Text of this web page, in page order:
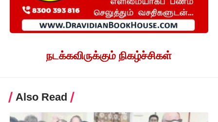
நடக்கவிருக்கும் நிகழ்ச்சிகள்
Also Read